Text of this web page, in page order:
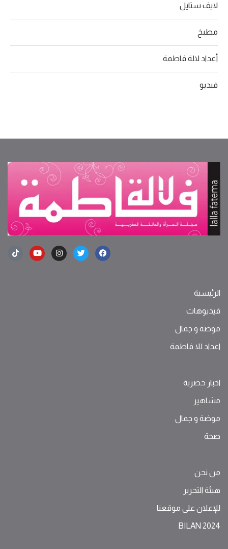
لايف ستايل
مطبخ
أعداد لالة فاطمة
فيديو
الرئيسية
فيديوهات
موضة ‫و‬ ‫‬‫جمال‬
اعداد للا فاطمة
اخبار حصرية
مشاهير
موضة ‫و‬ ‫‬‫جمال‬
صحة
من نحن
هيئة التحرير
للإعلان على موقعنا
BILAN 2024